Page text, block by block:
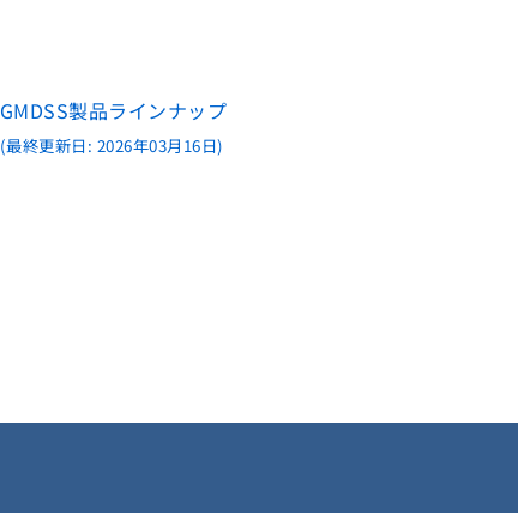
GMDSS製品ラインナップ
(最終更新日: 2026年03月16日)